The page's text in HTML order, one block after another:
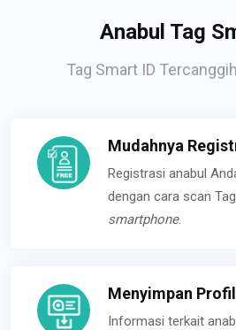
Anabul Tag
Tag Smart ID
Mudahnya
Registrasi anabul
dengan cara scan
smartphone.
Menyimpan
Informasi terkait